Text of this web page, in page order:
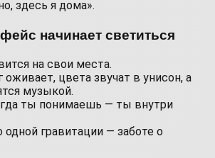
здесь я дома».
начинает светиться
на свои места.
цвета звучат в унисон, а
музыкой.
ты понимаешь — ты внутри
одной гравитации — заботе о